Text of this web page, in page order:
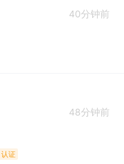
40分钟前
48分钟前
认证